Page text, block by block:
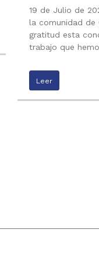
19 de Julio de
la comunidad de
gratitud esta
trabajo que
Leer